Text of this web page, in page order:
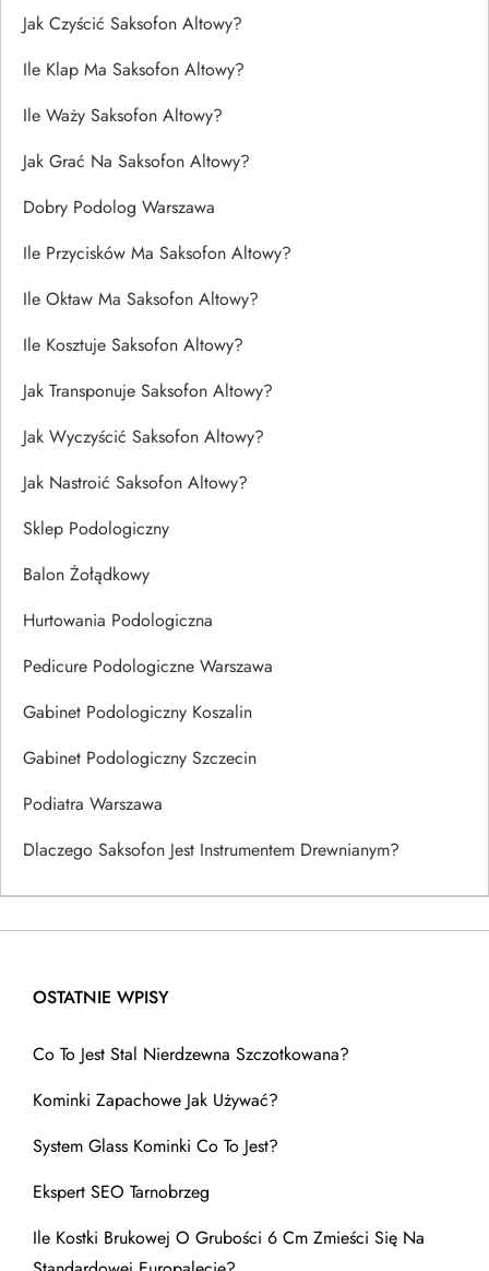
Jak Czyścić Saksofon Altowy?
Ile Klap Ma Saksofon Altowy?
Ile Waży Saksofon Altowy?
Jak Grać Na Saksofon Altowy?
Dobry Podolog Warszawa
Ile Przycisków Ma Saksofon Altowy?
Ile Oktaw Ma Saksofon Altowy?
Ile Kosztuje Saksofon Altowy?
Jak Transponuje Saksofon Altowy?
Jak Wyczyścić Saksofon Altowy?
Jak Nastroić Saksofon Altowy?
Sklep Podologiczny
Balon Żołądkowy
Hurtowania Podologiczna
Pedicure Podologiczne Warszawa
Gabinet Podologiczny Koszalin
Gabinet Podologiczny Szczecin
Podiatra Warszawa
Dlaczego Saksofon Jest Instrumentem Drewnianym?
OSTATNIE WPISY
Co To Jest Stal Nierdzewna Szczotkowana?
Kominki Zapachowe Jak Używać?
System Glass Kominki Co To Jest?
Ekspert SEO Tarnobrzeg
Ile Kostki Brukowej O Grubości 6 Cm Zmieści Się Na